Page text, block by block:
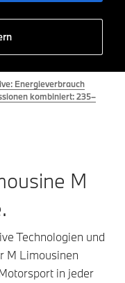
Energieverbrauch
kombiniert: 235–
M
Technologien und
M Limousinen
in jeder